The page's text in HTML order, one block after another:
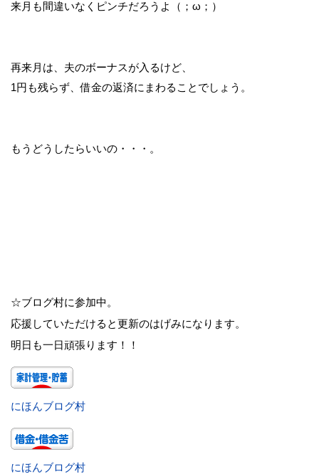
来月も間違いなくピンチだろうよ（；ω；）
再来月は、夫のボーナスが入るけど、
1円も残らず、借金の返済にまわることでしょう。
もうどうしたらいいの・・・。
☆ブログ村に参加中。
応援していただけると更新のはげみになります。
明日も一日頑張ります！！
にほんブログ村
にほんブログ村